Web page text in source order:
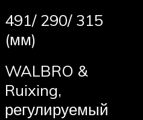
491/ 290/ 315
(мм)
WALBRO &
Ruixing,
регулируемый